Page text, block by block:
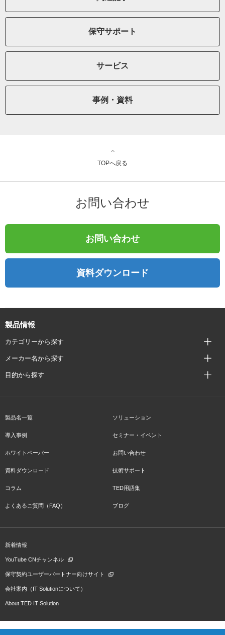
保守サポート
サービス
事例・資料
TOPへ戻る
お問い合わせ
お問い合わせ
資料ダウンロード
製品情報
カテゴリーから探す
メーカー名から探す
目的から探す
製品名一覧 ソリューション
導入事例 セミナー・イベント
ホワイトペーパー お問い合わせ
資料ダウンロード 技術サポート
コラム TED用語集
よくあるご質問（FAQ） ブログ
新着情報
YouTube CNチャンネル
保守契約ユーザーパートナー向けサイト
会社案内（IT Solutionについて）
About TED IT Solution